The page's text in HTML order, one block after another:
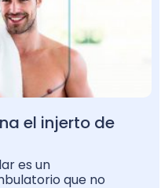
el injerto de
es un
que no